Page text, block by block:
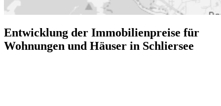
Entwicklung der Immobilienpreise für
Wohnungen und Häuser in Schliersee